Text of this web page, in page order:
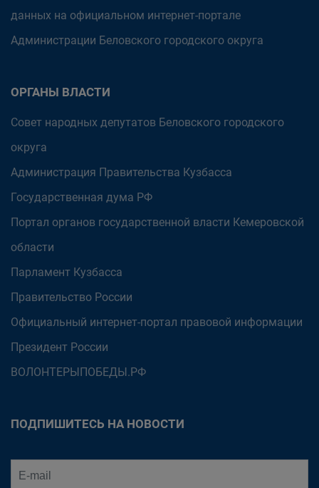
данных на официальном интернет-портале
Администрации Беловского городского округа
ОРГАНЫ ВЛАСТИ
Совет народных депутатов Беловского городского
округа
Администрация Правительства Кузбасса
Государственная дума РФ
Портал органов государственной власти Кемеровской
области
Парламент Кузбасса
Правительство России
Официальный интернет-портал правовой информации
Президент России
ВОЛОНТЕРЫПОБЕДЫ.РФ
ПОДПИШИТЕСЬ НА НОВОСТИ